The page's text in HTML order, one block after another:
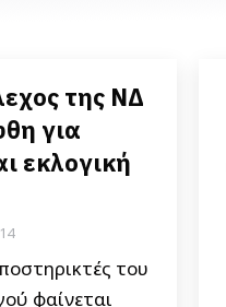
της ΝΔ
για
εκλογική
του
φαίνεται